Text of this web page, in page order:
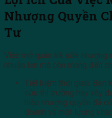
Nhượng Quyền
Tư
Việc mở quán trà sữa nhượng
nhuận lớn mà còn mang đến
Tiết kiệm thời gian: Bạn
cứu thị trường hay xây
hiệu nhượng quyền đã
doanh và một lượng